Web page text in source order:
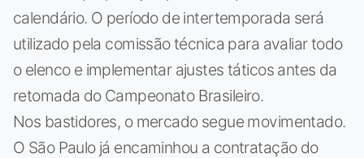
calendário. O período de intertemporada será
utilizado pela comissão técnica para avaliar todo
o elenco e implementar ajustes táticos antes da
retomada do Campeonato Brasileiro.
Nos bastidores, o mercado segue movimentado.
O São Paulo já encaminhou a contratação do